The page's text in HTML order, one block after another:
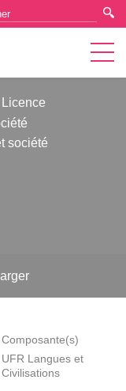
Licence
société
Composante(s)
UFR Langues et
Civilisations